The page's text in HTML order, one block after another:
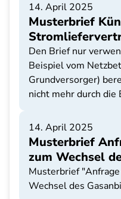
14. April 2025
Musterbrief
Den Brief nur
Beispiel vom
Grundversorger)
nicht mehr durch
14. April 2025
Musterbrief
zum Wechsel
Musterbrief
Wechsel des